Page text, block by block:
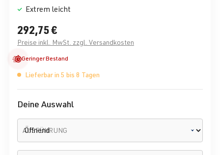
Extrem leicht
292,75 €
Preise inkl. MwSt. zzgl. Versandkosten
Geringer Bestand
Lieferbar in 5 bis 8 Tagen
Deine Auswahl
AUSFÜHRUNG